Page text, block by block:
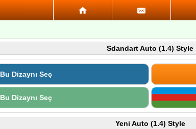
Sdandart Auto (1.4) Style
Bu Dizaynı Seç
Bu Dizaynı Seç
Yeni Auto (1.4) Style